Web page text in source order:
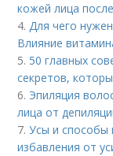
кожей лица
4.Для чего
Влияние
5. 50 главных
секретов,
6. Эпиляция
лица от
7.Усы и способы
избавления от